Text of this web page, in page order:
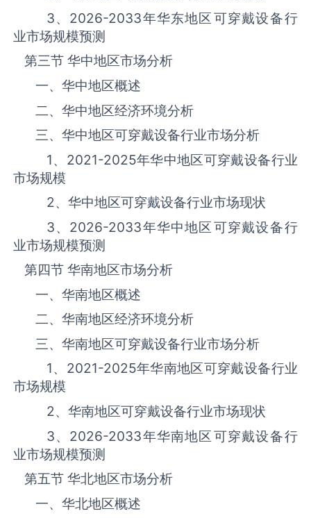
3、 2026-2033年华东地区‌‌‌‌‌‌可穿戴设备‌‌‌‌‌‌‌‌‌‌‌‌‌‌‌‌‌‌行
业市场规模预测
第三节 华中地区市场分析
一、华中地区概述
二、华中地区经济环境分析
三、华中地区‌‌‌‌‌‌可穿戴设备‌‌‌‌‌‌‌‌‌‌‌‌‌‌‌‌‌‌行业市场分析
1、 2021-2025年华中地区‌‌‌‌‌‌可穿戴设备‌‌‌‌‌‌‌‌‌‌‌‌‌‌‌‌‌‌行业
市场规模
2、华中地区‌‌‌‌‌‌可穿戴设备‌‌‌‌‌‌‌‌‌‌‌‌‌‌‌‌‌‌行业市场现状
3、 2026-2033年华中地区‌‌‌‌‌‌可穿戴设备‌‌‌‌‌‌‌‌‌‌‌‌‌‌‌‌‌‌行
业市场规模预测
第四节 华南地区市场分析
一、华南地区概述
二、华南地区经济环境分析
三、华南地区‌‌‌‌‌‌可穿戴设备‌‌‌‌‌‌‌‌‌‌‌‌‌‌‌‌‌‌行业市场分析
1、 2021-2025年华南地区‌‌‌‌‌‌可穿戴设备‌‌‌‌‌‌‌‌‌‌‌‌‌‌‌‌‌‌行业
市场规模
2、华南地区‌‌‌‌‌‌可穿戴设备‌‌‌‌‌‌‌‌‌‌‌‌‌‌‌‌‌‌行业市场现状
3、 2026-2033年华南地区‌‌‌‌‌‌可穿戴设备‌‌‌‌‌‌‌‌‌‌‌‌‌‌‌‌‌‌行
业市场规模预测
第五节 华北地区市场分析
一、华北地区概述